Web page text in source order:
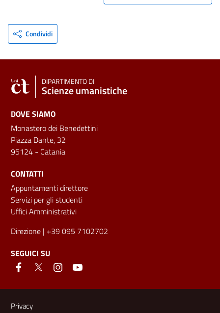
Condividi
DIPARTIMENTO DI
Scienze umanistiche
DOVE SIAMO
Monastero dei Benedettini
Piazza Dante, 32
95124 - Catania
CONTATTI
Appuntamenti direttore
Servizi per gli studenti
Uffici Amministrativi
Direzione | +39 095 7102702
SEGUICI SU
Link e informazioni utili
Privacy